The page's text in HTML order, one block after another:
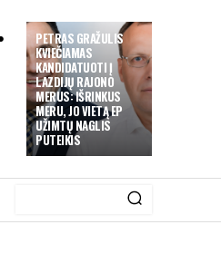
PETRAS GRAŽULIS
KVIEČIAMAS
KANDIDATUOTI Į
LAZDIJŲ RAJONO
MERUS: IŠRINKUS
MERU, JO VIETĄ EP
UŽIMTŲ NAGLIS
PUTEIKIS